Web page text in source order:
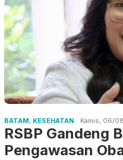
BATAM, KESEHATAN Kamis, 06/
RSBP Gandeng
Pengawasan